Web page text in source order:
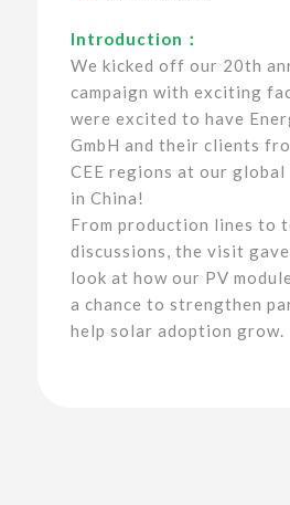
Introduction：
We kicked off our 20th
campaign with exciting
were excited to have
GmbH and their clients
CEE regions at our global
in China!
From production lines to
discussions, the visit
look at how our PV
a chance to strengthen
help solar adoption grow.